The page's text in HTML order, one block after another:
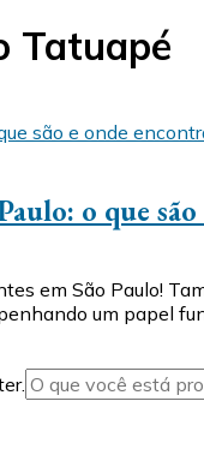
Tatuapé
o que
em São Paulo!
um papel